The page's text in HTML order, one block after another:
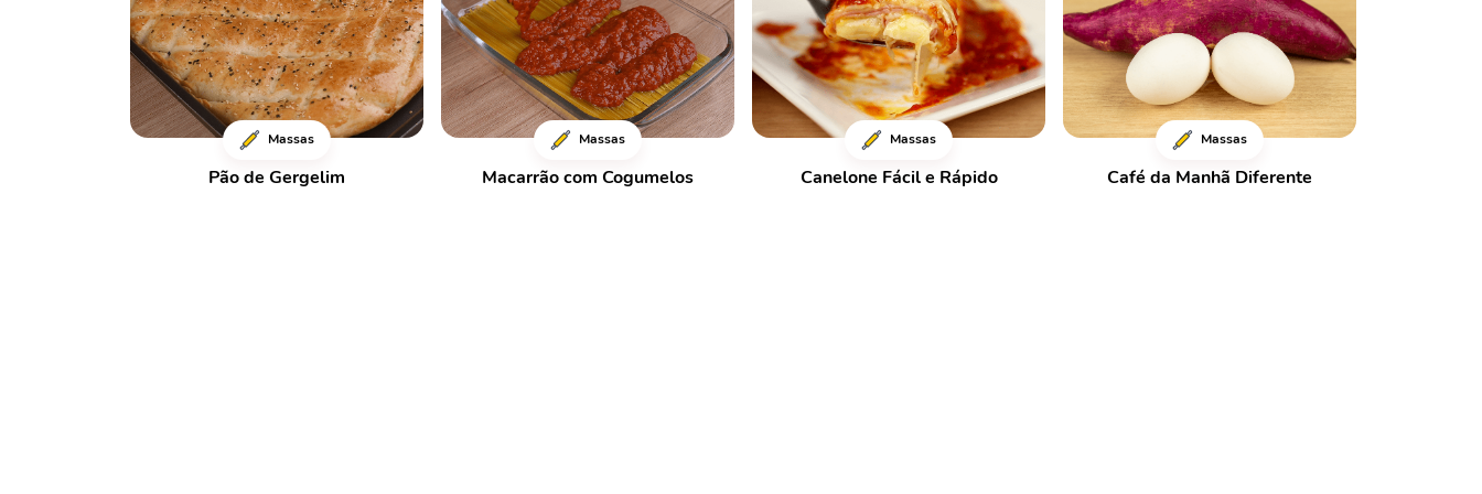
Massas
Pão de Gergelim
Massas
Macarrão com Cogumelos
Massas
Canelone Fácil e Rápido
Massas
Café da Manhã Diferente